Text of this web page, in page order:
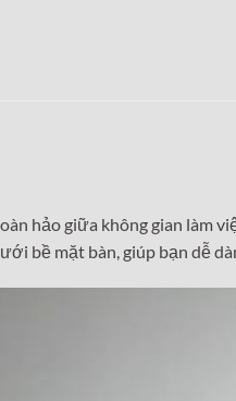
hảo giữa không gian làm
bề mặt bàn, giúp bạn dễ